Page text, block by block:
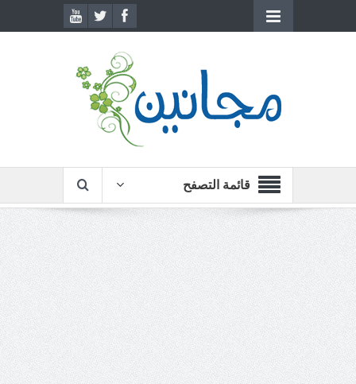
قائمة التصفح